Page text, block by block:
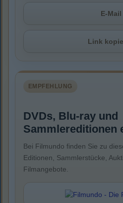
E-Mail
Link
EMPFEHLUNG
DVDs, Blu-ray und
Sammlereditionen
Bei Filmundo finden Sie zu
Editionen, Sammlerstücke,
Filmangebote.